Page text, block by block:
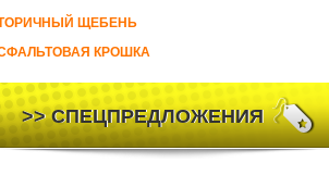
ЩЕБЕНЬ
КРОШКА
>> СПЕЦПРЕДЛОЖЕНИЯ